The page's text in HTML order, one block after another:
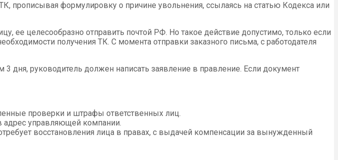
прописывая формулировку о причине увольнения, ссылаясь на статью Кодекса или
ее целесообразно отправить почтой РФ. Но такое действие допустимо, только если
получения ТК. С момента отправки заказного письма, с работодателя
дня, руководитель должен написать заявление в правление. Если документ
проверки и штрафы ответственных лиц.
адрес управляющей компании.
восстановления лица в правах, с выдачей компенсации за вынужденный